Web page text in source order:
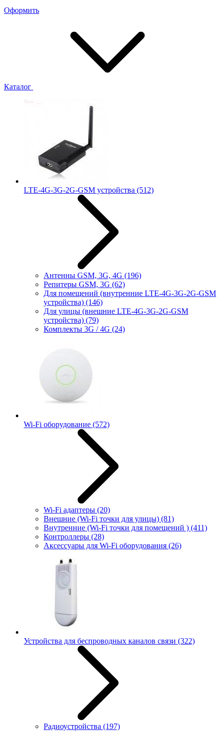
Оформить
Каталог
LTE-4G-3G-2G-GSM устройства (512)
Антенны GSM, 3G, 4G (196)
Репитеры GSM, 3G (62)
Для помещений (внутренние LTE-4G-3G-2G-GSM
устройства) (146)
Для улицы (внешние LTE-4G-3G-2G-GSM
устройства) (79)
Комплекты 3G / 4G (24)
Wi-Fi оборудование (572)
Wi-Fi адаптеры (20)
Внешние (Wi-Fi точки для улицы) (81)
Внутренние (Wi-Fi точки для помещений ) (411)
Контроллеры (28)
Аксессуары для Wi-Fi оборудования (26)
Устройства для беспроводных каналов связи (322)
Радиоустройства (197)